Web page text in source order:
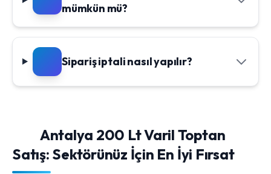
mümkün mü?
Sipariş iptali nasıl yapılır?
Antalya 200 Lt Varil Toptan
Satış: Sektörünüz İçin En İyi Fırsat